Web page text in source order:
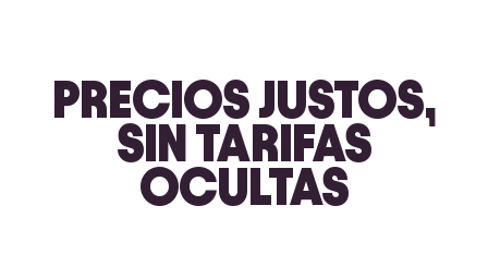
PRECIOS JUSTOS,
SIN TARIFAS
OCULTAS